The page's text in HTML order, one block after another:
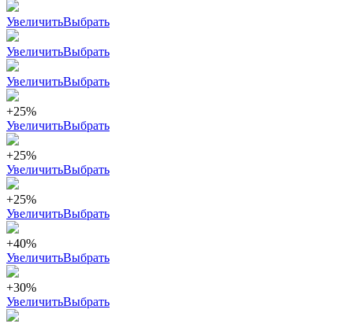
УвеличитьВыбрать
УвеличитьВыбрать
УвеличитьВыбрать
+25%
УвеличитьВыбрать
+25%
УвеличитьВыбрать
+25%
УвеличитьВыбрать
+40%
УвеличитьВыбрать
+30%
УвеличитьВыбрать